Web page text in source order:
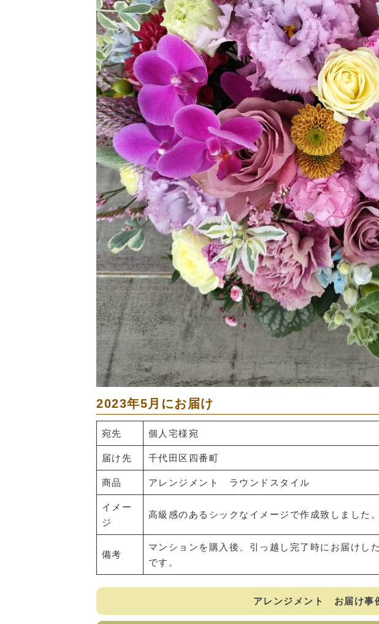
2023年5月にお届け
宛先 個人宅様宛
届け先 千代田区四番町
商品 アレンジメント ラウンドスタイル
イメー
ジ
高級感のあるシックなイメージで作成致しました。
備考
マンションを購入後、引っ越し完了時にお届けし
です。
アレンジメント お届け事